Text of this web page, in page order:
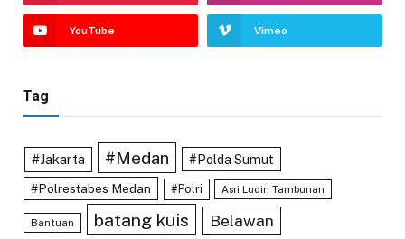
YouTube Vimeo
Tag
#Jakarta #Medan #Polda Sumut
#Polrestabes Medan #Polri Asri Ludin Tambunan
Bantuan batang kuis Belawan